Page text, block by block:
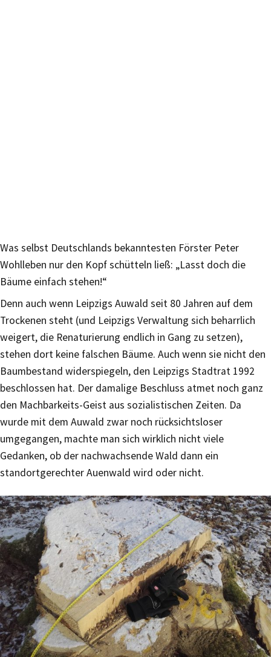
Was selbst Deutschlands bekanntesten Förster Peter
Wohlleben nur den Kopf schütteln ließ: „Lasst doch die
Bäume einfach stehen!“
Denn auch wenn Leipzigs Auwald seit 80 Jahren auf dem
Trockenen steht (und Leipzigs Verwaltung sich beharrlich
weigert, die Renaturierung endlich in Gang zu setzen),
stehen dort keine falschen Bäume. Auch wenn sie nicht den
Baumbestand widerspiegeln, den Leipzigs Stadtrat 1992
beschlossen hat. Der damalige Beschluss atmet noch ganz
den Machbarkeits-Geist aus sozialistischen Zeiten. Da
wurde mit dem Auwald zwar noch rücksichtsloser
umgegangen, machte man sich wirklich nicht viele
Gedanken, ob der nachwachsende Wald dann ein
standortgerechter Auenwald wird oder nicht.